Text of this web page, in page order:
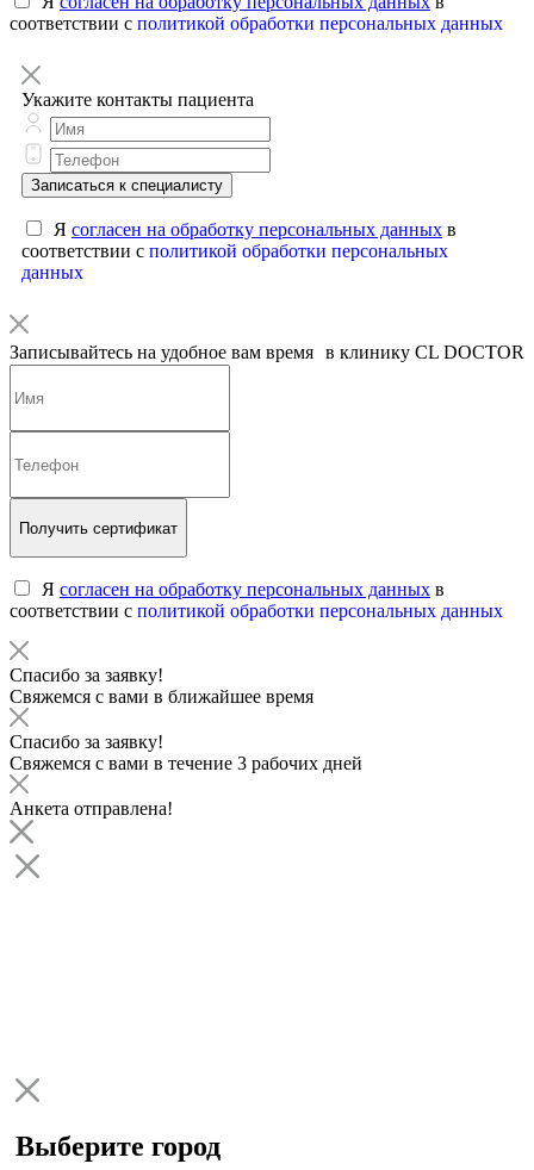
соответствии с политикой обработки персональных данных
Укажите контакты пациента
Записаться к специалисту
Я согласен на обработку персональных данных в
соответствии с политикой обработки персональных
данных
Записывайтесь на удобное вам время в клинику CL DOCTOR
Получить сертификат
Я согласен на обработку персональных данных в
соответствии с политикой обработки персональных данных
Спасибо за заявку!
Свяжемся с вами в ближайшее время
Спасибо за заявку!
Свяжемся с вами в течение 3 рабочих дней
Анкета отправлена!
Выберите город